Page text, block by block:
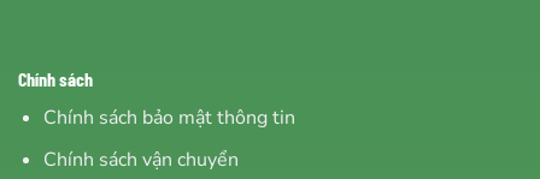
Chính sách
Chính sách bảo mật thông tin
Chính sách vận chuyển